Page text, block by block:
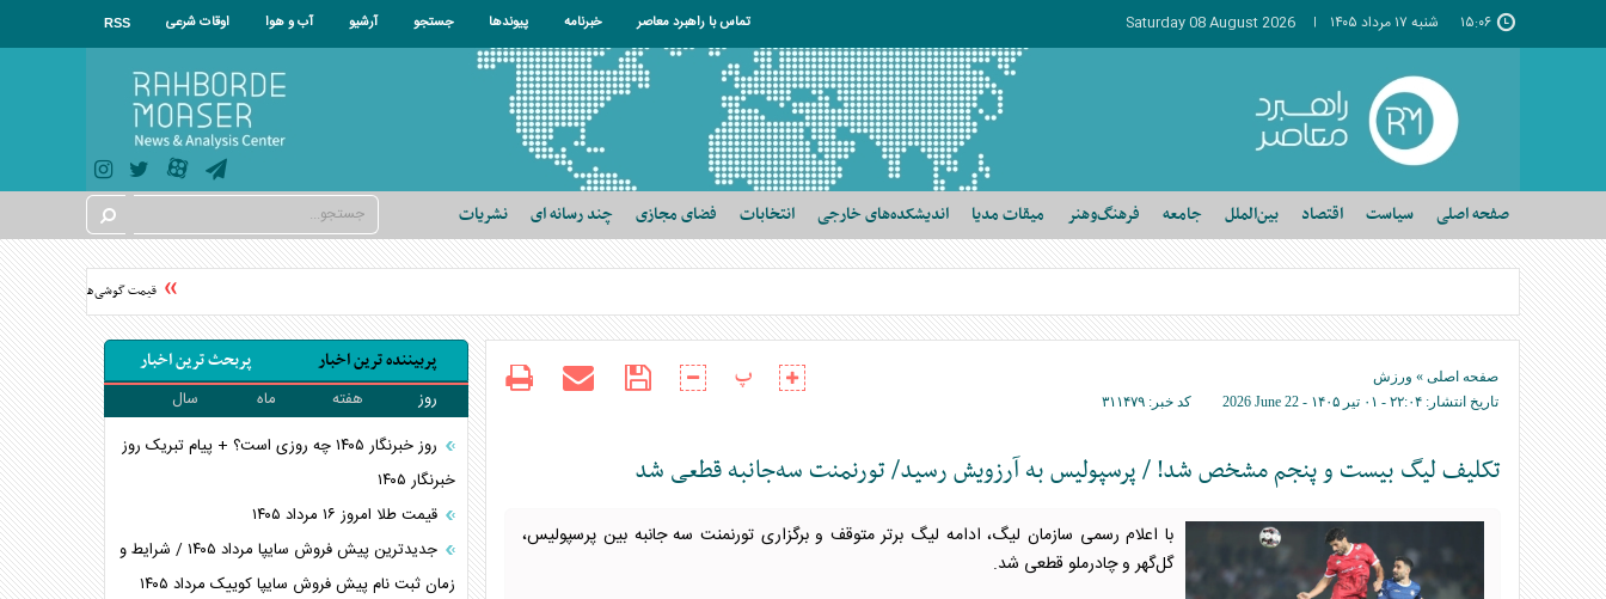
۱۵:۰۶ شنبه ۱۷ مرداد ۱۴۰۵ Saturday 08 August 2026 تماس با راهبرد معاصر خبرنامه پیوندها جستجو آرشیو آب و هوا اوقات شرعی RSS
صفحه اصلی سیاست اقتصاد بین‌الملل جامعه فرهنگ‌وهنر میقات مدیا اندیشکده‌های خارجی انتخابات فضای مجازی چند رسانه ای نشریات
قیمت گوشی‌های موبایل در سال ۱۴۰۵ چقدر گران شد؟
صفحه اصلی » ورزش
تاریخ انتشار: ۲۲:۰۴ - ۰۱ تير ۱۴۰۵ - 2026 June 22 کد خبر: ۳۱۱۴۷۹
پ
تکلیف لیگ بیست و پنجم مشخص شد! / پرسپولیس به آرزویش رسید/ تورنمنت سه‌جانبه قطعی شد
با اعلام رسمی سازمان لیگ، ادامه لیگ برتر متوقف و برگزاری تورنمنت سه جانبه بین پرسپولیس،
گل‌گهر و چادرملو قطعی شد.
پربیننده ترین اخبار پربحث ترین اخبار
روز هفته ماه
سال
روز خبرنگار ۱۴۰۵ چه روزی است؟ + پیام تبریک روز
خبرنگار ۱۴۰۵
قیمت طلا امروز ۱۶ مرداد ۱۴۰۵
جدیدترین پیش فروش سایپا مرداد ۱۴۰۵ / شرایط و
زمان ثبت نام پیش فروش سایپا کوییک مرداد ۱۴۰۵